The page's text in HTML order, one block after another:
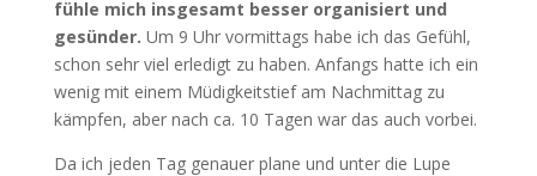
fühle mich insgesamt besser organisiert und
gesünder. Um 9 Uhr vormittags habe ich das Gefühl,
schon sehr viel erledigt zu haben. Anfangs hatte ich ein
wenig mit einem Müdigkeitstief am Nachmittag zu
kämpfen, aber nach ca. 10 Tagen war das auch vorbei.
Da ich jeden Tag genauer plane und unter die Lupe